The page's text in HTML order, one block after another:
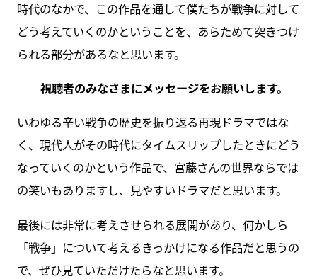
時代のなかで、この作品を通して僕たちが戦争に対して
どう考えていくのかということを、あらためて突きつけ
られる部分があるなと思います。
――視聴者のみなさまにメッセージをお願いします。
いわゆる辛い戦争の歴史を振り返る再現ドラマではな
く、現代人がその時代にタイムスリップしたときにどう
なっていくのかという作品で、宮藤さんの世界ならでは
の笑いもありますし、見やすいドラマだと思います。
最後には非常に考えさせられる展開があり、何かしら
「戦争」について考えるきっかけになる作品だと思うの
で、ぜひ見ていただけたらなと思います。